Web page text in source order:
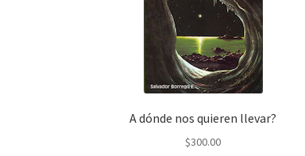
A dónde nos quieren llevar?
$300.00